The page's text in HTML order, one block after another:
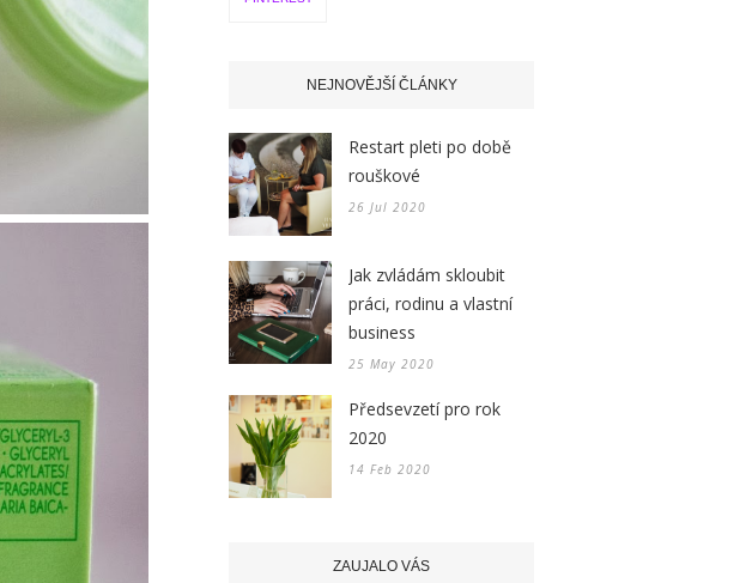
NEJNOVĚJŠÍ ČLÁNKY
Restart pleti po době
rouškové
26 Jul 2020
Jak zvládám skloubit
práci, rodinu a vlastní
business
25 May 2020
Předsevzetí pro rok
2020
14 Feb 2020
ZAUJALO VÁS